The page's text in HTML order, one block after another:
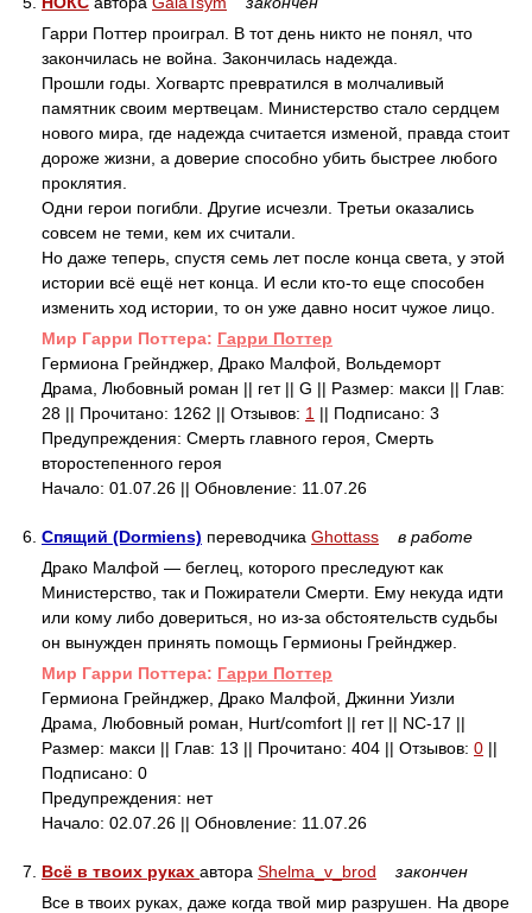
Гарри Поттер проиграл. В тот день никто не понял, что
закончилась не война. Закончилась надежда.
Прошли годы. Хогвартс превратился в молчаливый
памятник своим мертвецам. Министерство стало сердцем
нового мира, где надежда считается изменой, правда стоит
дороже жизни, а доверие способно убить быстрее любого
проклятия.
Одни герои погибли. Другие исчезли. Третьи оказались
совсем не теми, кем их считали.
Но даже теперь, спустя семь лет после конца света, у этой
истории всё ещё нет конца. И если кто-то еще способен
изменить ход истории, то он уже давно носит чужое лицо.
Mир Гарри Поттера: Гарри Поттер
Гермиона Грейнджер, Драко Малфой, Вольдеморт
Драма, Любовный роман || гет || G || Размер: макси || Глав:
28 || Прочитано: 1262 || Отзывов: 1 || Подписано: 3
Предупреждения: Смерть главного героя, Смерть
второстепенного героя
Начало: 01.07.26 || Обновление: 11.07.26
6. Спящий (Dormiens) переводчика Ghottass
в работе
Драко Малфой — беглец, которого преследуют как
Министерство, так и Пожиратели Смерти. Ему некуда идти
или кому либо довериться, но из-за обстоятельств судьбы
он вынужден принять помощь Гермионы Грейнджер.
Mир Гарри Поттера: Гарри Поттер
Гермиона Грейнджер, Драко Малфой, Джинни Уизли
Драма, Любовный роман, Hurt/comfort || гет || NC-17 ||
Размер: макси || Глав: 13 || Прочитано: 404 || Отзывов: 0 ||
Подписано: 0
Предупреждения: нет
Начало: 02.07.26 || Обновление: 11.07.26
7. Всё в твоих руках автора Shelma_v_brod
закончен
Все в твоих руках, даже когда твой мир разрушен. На дворе